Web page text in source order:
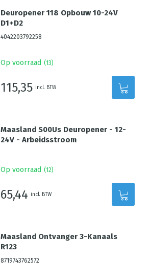
Deuropener 118 Opbouw 10-24V
D1+D2
4042203792258
Op voorraad (13)
115,35 incl. BTW
Maasland S00Us Deuropener - 12-
24V - Arbeidsstroom
Op voorraad (12)
65,44 incl. BTW
Maasland Ontvanger 3-Kanaals
R123
8719743762572